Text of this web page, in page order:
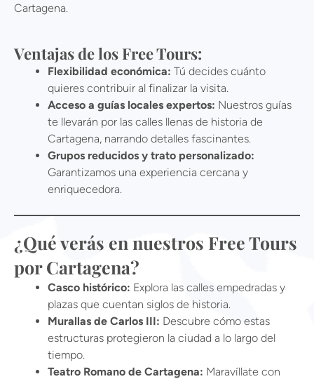
Cartagena.
Ventajas de los Free Tours:
Flexibilidad económica: Tú decides cuánto
quieres contribuir al finalizar la visita.
Acceso a guías locales expertos: Nuestros guías
te llevarán por las calles llenas de historia de
Cartagena, narrando detalles fascinantes.
Grupos reducidos y trato personalizado:
Garantizamos una experiencia cercana y
enriquecedora.
¿Qué verás en nuestros Free Tours
por Cartagena?
Casco histórico: Explora las calles empedradas y
plazas que cuentan siglos de historia.
Murallas de Carlos III: Descubre cómo estas
estructuras protegieron la ciudad a lo largo del
tiempo.
Teatro Romano de Cartagena: Maravíllate con